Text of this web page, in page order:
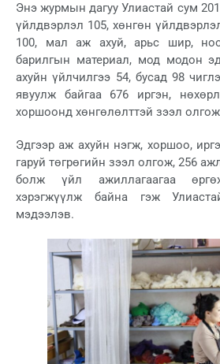
Энэ журмын дагуу Улиастай сум
үйлдвэрлэл 105, хөнгөн
100, мал аж ахуй, арьс шир,
барилгын материал, мод модон
ахуйн үйлчилгээ 54, бусад 98
явуулж байгаа 676 иргэн,
хоршоонд хөнгөлөлттэй зээл
Эдгээр аж ахуйн нэгж, хоршоо,
гаруй төгрөгийн зээл олгож, 256
болж үйл ажиллагаагаа
хэрэгжүүлж байна гэж
мэдээлэв.